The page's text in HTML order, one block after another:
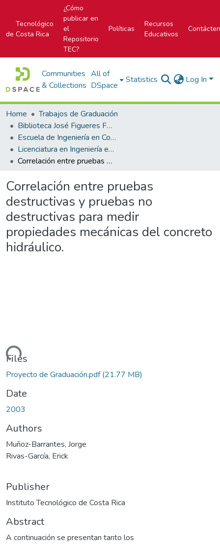
Tecnológico
de Costa Rica
¿Cómo
publicar en
el
Repositorio
TEC?
Políticas
Recursos
Educativos
Communities
& Collections
All of
DSpace
Statistics Log In
Home
Trabajos de Graduación
Biblioteca José Figueres Ferrer
Escuela de Ingeniería en Construcción
Licenciatura en Ingeniería en Construcción
Correlación entre pruebas destructivas y pruebas no destructivas para medir propiedades mecánicas del concreto hidráulico.
Correlación entre pruebas
destructivas y pruebas no
destructivas para medir
propiedades mecánicas del concreto
hidráulico.
Files
Proyecto de Graduación.pdf(21.77 MB)
Date
2003
Authors
Muñoz-Barrantes, Jorge
Rivas-García, Erick
Publisher
Instituto Tecnológico de Costa Rica
Abstract
A continuación se presentan tanto los